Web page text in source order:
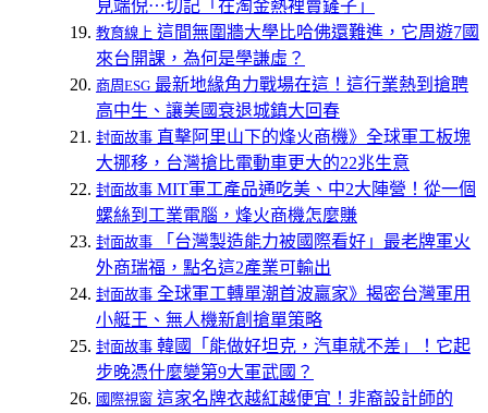
見端倪⋯切記「在淘金熱裡賣鏟子」
教育線上 這間無圍牆大學比哈佛還難進，它周遊7國
來台開課，為何是學謙虛？
商周ESG 最新地緣角力戰場在這！這行業熱到搶聘
高中生、讓美國衰退城鎮大回春
封面故事 直擊阿里山下的烽火商機》全球軍工板塊
大挪移，台灣搶比電動車更大的22兆生意
封面故事 MIT軍工產品通吃美、中2大陣營！從一個
螺絲到工業電腦，烽火商機怎麼賺
封面故事 「台灣製造能力被國際看好」最老牌軍火
外商瑞福，點名這2產業可輸出
封面故事 全球軍工轉單潮首波贏家》揭密台灣軍用
小艇王、無人機新創搶單策略
封面故事 韓國「能做好坦克，汽車就不差」！它起
步晚憑什麼變第9大軍武國？
國際視窗 這家名牌衣越紅越便宜！非裔設計師的